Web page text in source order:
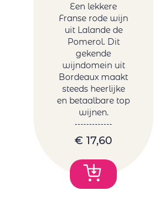
Een lekkere
Franse rode wijn
uit Lalande de
Pomerol. Dit
gekende
wijndomein uit
Bordeaux maakt
steeds heerlijke
en betaalbare top
wijnen.
€ 17,60